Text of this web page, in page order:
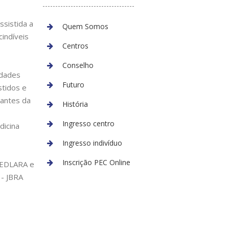
a
e
da
e
JBRA
Quem Somos
Centros
Conselho
Futuro
História
Ingresso centro
Ingresso indivíduo
Inscrição PEC Online